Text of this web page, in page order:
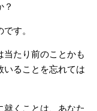
？
す。
当たり前のことかも
いることを忘れては
就くことは、あなた